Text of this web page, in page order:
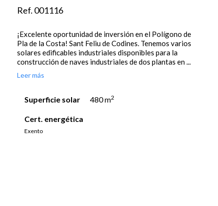
Ref. 001116
¡Excelente oportunidad de inversión en el Polígono de
Pla de la Costa! Sant Feliu de Codines. Tenemos varios
solares edificables industriales disponibles para la
construcción de naves industriales de dos plantas en ...
Leer más
Superficie solar 480 m2
Cert. energética
Exento